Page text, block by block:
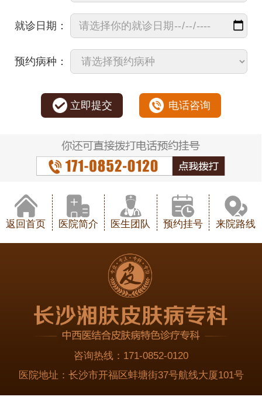
就诊日期：
预约病种：
立即提交 电话咨询
返回首页 医院简介 医生团队 预约挂号 来院路线
咨询热线： 171-0852-0120
医院地址： 长沙市开福区蚌塘街37号航线大厦101号